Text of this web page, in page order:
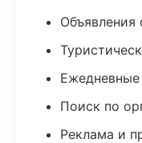
Объявления
Поиск по
Реклама и